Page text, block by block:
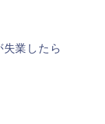
業したら